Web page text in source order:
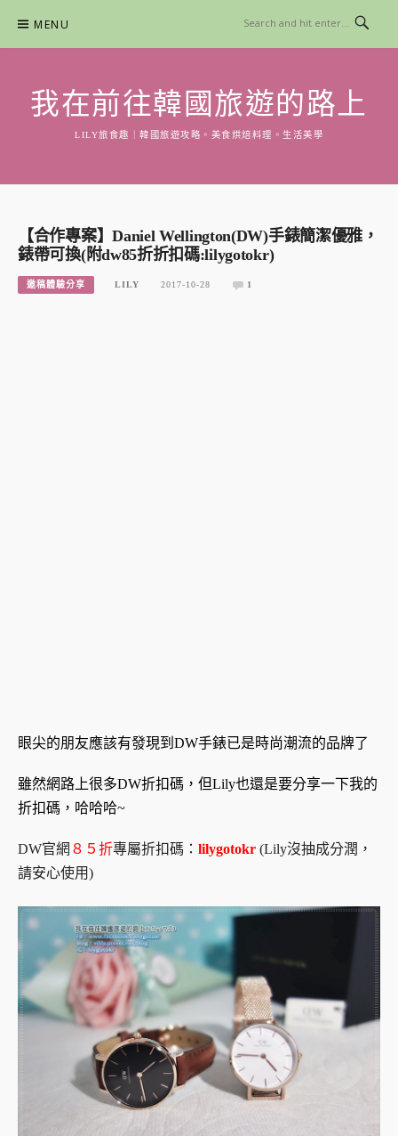
content
MENU
我在前往韓國旅遊的路上
LILY旅食趣｜韓國旅遊攻略。美食烘焙料理。生活美學
【合作專案】Daniel Wellington(DW)手錶簡潔優雅，
錶帶可換(附dw85折折扣碼:lilygotokr)
邀稿體驗分享 LILY 2017-10-28 1
眼尖的朋友應該有發現到DW手錶已是時尚潮流的品牌了
雖然網路上很多DW折扣碼，但Lily也還是要分享一下我的
折扣碼，哈哈哈~
DW官網 ８５折專屬折扣碼： lilygotokr (Lily沒抽成分潤，
請安心使用)